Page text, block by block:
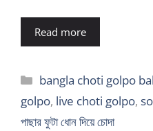
Read more
Categories
bangla choti golpo
golpo, live choti golpo,
পাছার ফুটা ধোন দিয়ে চোদা